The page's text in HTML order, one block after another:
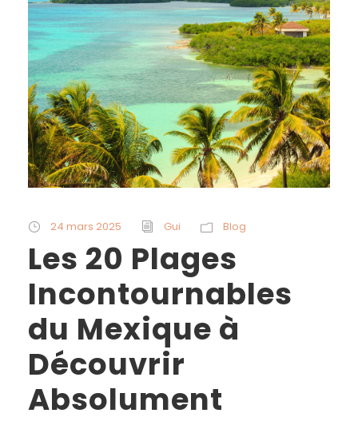
24 mars 2025 Gui Blog
Les 20 Plages
Incontournables
du Mexique à
Découvrir
Absolument